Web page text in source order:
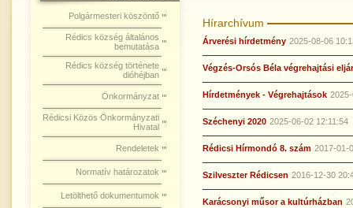
Polgármesteri köszöntő
Rédics község általános
bemutatása
Rédics község története
dióhéjban
Önkormányzat
Rédicsi Közös Önkormányzati
Hivatal
Rendeletek
Normatív határozatok
Letölthető dokumentumok
Hírarchívum
Árverési hírdetmény 2025-08-06
Végzés-Orsós Béla végrehajtási
Hírdetmények - Végrehajtások
Széchenyi 2020 2025-06-02 12:11:54
Rédicsi Hírmondó 8. szám 2017-01-
Szilveszter Rédicsen 2016-12-30
Karácsonyi műsor a kultúrházban